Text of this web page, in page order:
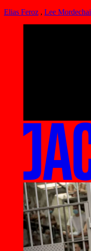
Elias Feroz , Lee Mordechai